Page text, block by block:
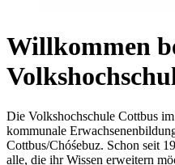
Willkommen
Die Volkshochschule Cottbus
kommunale
Cottbus/Chóśebuz. Schon seit
alle, die ihr Wissen erweitern